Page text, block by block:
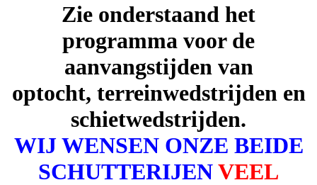
Zie onderstaand het
programma voor de
aanvangstijden van
optocht, terreinwedstrijden en
schietwedstrijden.
WIJ WENSEN ONZE BEIDE
SCHUTTERIJENVEEL